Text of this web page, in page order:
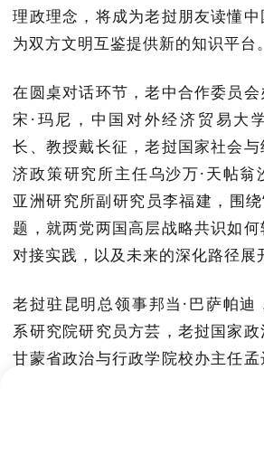
理政理念，将成为老挝朋友读懂
为双方文明互鉴提供新的知识平台。
在圆桌对话环节，老中合作委员
宋 ·玛尼，中国对外经济贸易大
长、教授戴长征，老挝国家社会
济政策研究所主任乌沙万·天帖翁
亚洲研究所副研究员李福建，围
题，就两党两国高层战略共识如
对接实践，以及未来的深化路径展
老挝驻昆明总领事邦当 ·巴萨帕迪
系研究院研究员方芸，老挝国家
甘蒙省政治与行政学院校办主任